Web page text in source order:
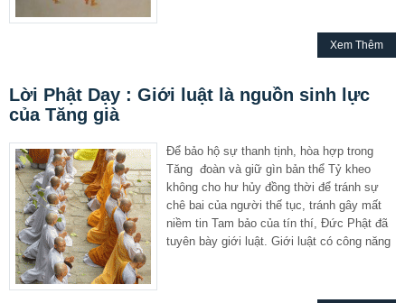
Xem Thêm
Lời Phật Dạy : Giới luật là nguồn sinh lực
của Tăng già
Để bảo hộ sự thanh tịnh, hòa hợp trong
Tăng đoàn và giữ gìn bản thể Tỷ kheo
không cho hư hủy đồng thời để tránh sự
chê bai của người thế tục, tránh gây mất
niềm tin Tam bảo của tín thí, Đức Phật đã
tuyên bày giới luật. Giới luật có công năng